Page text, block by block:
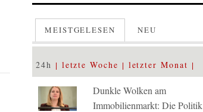
MEISTGELESEN NEU
24h letzte Woche letzter Monat
Dunkle Wolken am
Immobilienmarkt: Die Politik